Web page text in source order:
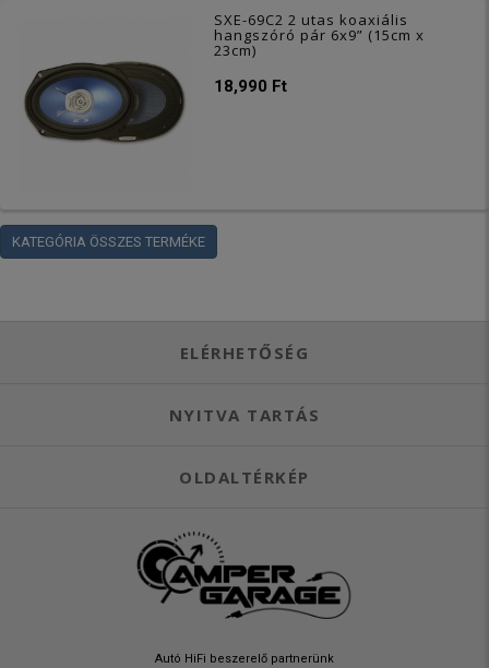
SXE-69C2 2 utas koaxiális
hangszóró pár 6x9” (15cm x
23cm)
18,990 Ft
KATEGÓRIA ÖSSZES TERMÉKE
ELÉRHETŐSÉG
NYITVA TARTÁS
OLDALTÉRKÉP
Autó HiFi beszerelő partnerünk